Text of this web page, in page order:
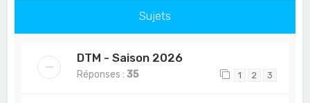
Sujets
DTM - Saison 2026
Réponses :35 1 2 3